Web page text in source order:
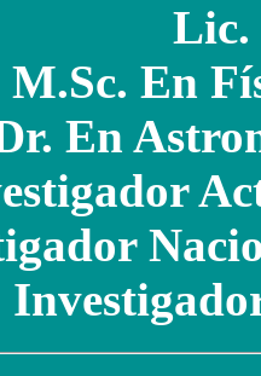
Lic.
M.Sc. En
En